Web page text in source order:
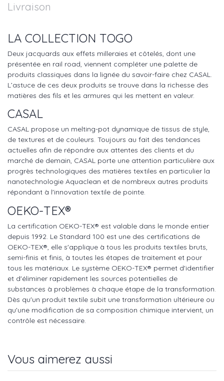
Livraison
LA COLLECTION TOGO
Deux jacquards aux effets milleraies et côtelés, dont une
présentée en rail road, viennent compléter une palette de
produits classiques dans la lignée du savoir-faire chez CASAL.
L’astuce de ces deux produits se trouve dans la richesse des
matières des fils et les armures qui les mettent en valeur.
CASAL
CASAL propose un melting-pot dynamique de tissus de style,
de textures et de couleurs. Toujours au fait des tendances
actuelles afin de répondre aux attentes des clients et du
marché de demain, CASAL porte une attention particulière aux
progrès technologiques des matières textiles en particulier la
nanotechnologie Aquaclean et de nombreux autres produits
répondant à l'innovation textile de pointe.
OEKO-TEX®
La certification OEKO-TEX® est valable dans le monde entier
depuis 1992. Le Standard 100 est une des certifications de
OEKO-TEX®, elle s'applique à tous les produits textiles bruts,
semi-finis et finis, à toutes les étapes de traitement et pour
tous les matériaux. Le système OEKO-TEX® permet d'identifier
et d'éliminer rapidement les sources potentielles de
substances à problèmes à chaque étape de la transformation.
Dès qu'un produit textile subit une transformation ultérieure ou
qu'une modification de sa composition chimique intervient, un
contrôle est nécessaire.
Vous aimerez aussi